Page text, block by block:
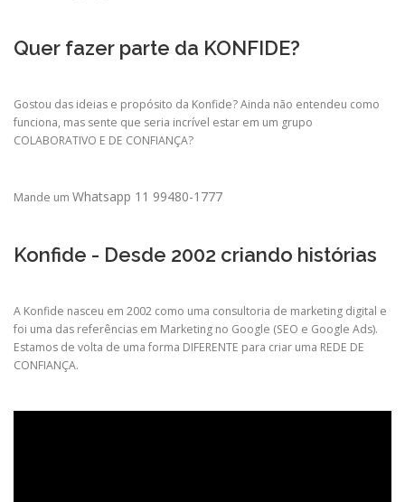
Quer fazer parte da KONFIDE?
Gostou das ideias e propósito da Konfide? Ainda não entendeu como
funciona, mas sente que seria incrível estar em um grupo
COLABORATIVO E DE CONFIANÇA?
Mande um Whatsapp 11 99480-1777
Konfide - Desde 2002 criando histórias
A Konfide nasceu em 2002 como uma consultoria de marketing digital e
foi uma das referências em Marketing no Google (SEO e Google Ads).
Estamos de volta de uma forma DIFERENTE para criar uma REDE DE
CONFIANÇA.